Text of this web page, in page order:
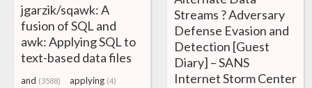
jgarzik/sqawk: A
fusion of SQL and
awk: Applying SQL to
text-based data files
and (3588) applying (4)
Streams ? Adversary
Defense Evasion and
Detection [Guest
Diary] – SANS
Internet Storm Center